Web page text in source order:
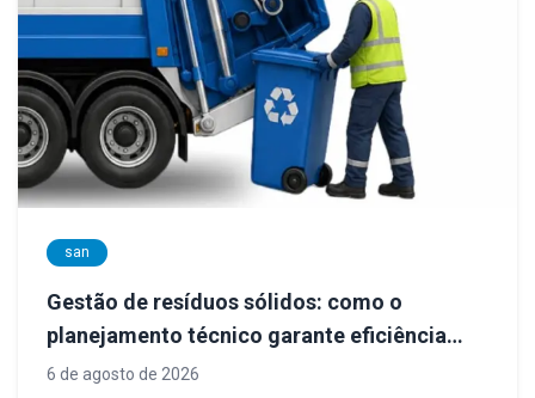
san
Gestão de resíduos sólidos: como o
planejamento técnico garante eficiência
operacional, conformidade legal e
6 de agosto de 2026